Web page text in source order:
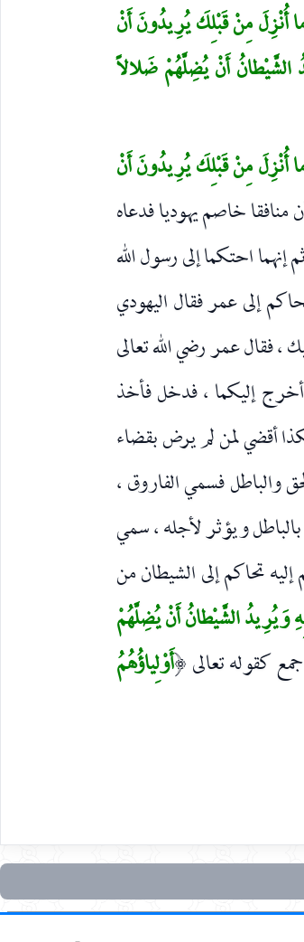
أُنْزِلَ مِنْ قَبْلِكَ يُرِيدُونَ أَنْ
الشَّيْطانُ أَنْ يُضِلَّهُمْ ضَلالاً
أُنْزِلَ مِنْ قَبْلِكَ يُرِيدُونَ أَنْ
خاصم يهوديا فدعاه
احتكما إلى رسول الله
إلى عمر فقال اليهودي
فقال عمر رضي الله تعالى
إليكما ، فدخل فأخذ
أقضي لمن لم يرض بقضاء
والباطل فسمي الفاروق ،
ويؤثر لأجله ، سمي
تحاكم إلى الشيطان من
وَيُرِيدُ الشَّيْطانُ أَنْ يُضِلَّهُمْ
كقوله تعالى (أَوْلِياؤُهُمُ